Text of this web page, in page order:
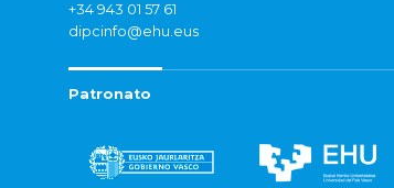
+34 943 01 57 61
dipcinfo@ehu.eus
Patronato